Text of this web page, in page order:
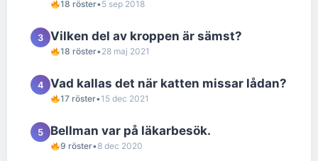
18 röster•5 sep 2018
3 Vilken del av kroppen är sämst?
18 röster•28 maj 2021
4 Vad kallas det när katten missar lådan?
17 röster•15 dec 2021
5 Bellman var på läkarbesök.
9 röster•8 dec 2020